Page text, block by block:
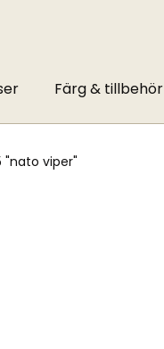
Färg & tillbehör
"nato viper"